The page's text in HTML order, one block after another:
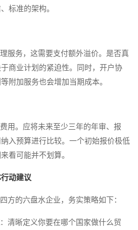
标准的架构。
务，这需要支付额外溢价。是否真
商业计划的紧迫性。同时，开户协
附加服务也会增加当期成本。
。应将未来至少三年的年审、报
入预算进行比较。一个初始报价极低
看可能并不划算。
动建议
的六盘水企业，务实策略如下：
：清晰定义你要在哪个国家做什么贸